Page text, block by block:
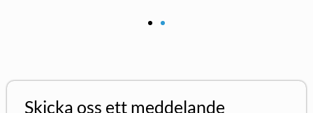
Skicka oss ett meddelande